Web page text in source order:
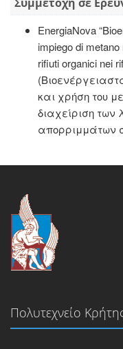
EnergiaNova
impiego di
rifiuti organici nei
και χρήση του
διαχείριση
απορριμμάτων
Πολυτεχνείο